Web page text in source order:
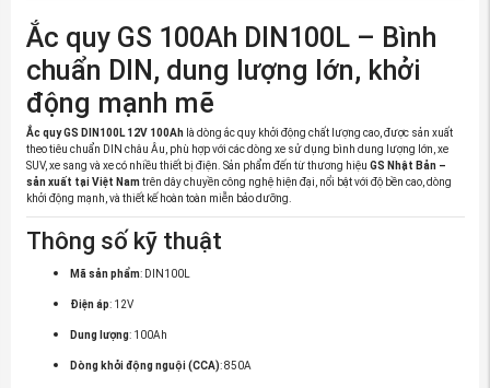
Ắc quy GS 100Ah DIN100L – Bình
chuẩn DIN, dung lượng lớn, khởi
động mạnh mẽ
Ắc quy GS DIN100L 12V 100Ahlà dòng ắc quy khởi động chất lượng cao, được sản xuất
theo tiêu chuẩn DIN châu Âu, phù hợp với các dòng xe sử dụng bình dung lượng lớn, xe
SUV, xe sang và xe có nhiều thiết bị điện. Sản phẩm đến từ thương hiệu GS Nhật Bản –
sản xuất tại Việt Namtrên dây chuyền công nghệ hiện đại, nổi bật với độ bền cao, dòng
khởi động mạnh, và thiết kế hoàn toàn miễn bảo dưỡng.
Thông số kỹ thuật
Mã sản phẩm: DIN100L
Điện áp: 12V
Dung lượng: 100Ah
Dòng khởi động nguội (CCA): 850A